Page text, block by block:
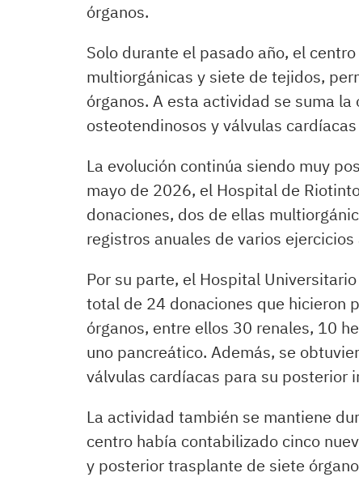
órganos.
Solo durante el pasado año, el
multiorgánicas y siete de tejidos,
órganos. A esta actividad se suma
osteotendinosos y válvulas
La evolución continúa siendo muy
mayo de 2026, el Hospital de
donaciones, dos de ellas
registros anuales de varios
Por su parte, el Hospital
total de 24 donaciones que hicieron
órganos, entre ellos 30 renales, 10
uno pancreático. Además, se
válvulas cardíacas para su posterior
La actividad también se mantiene
centro había contabilizado cinco
y posterior trasplante de siete